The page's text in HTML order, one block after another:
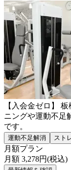
【入会金ゼロ】
ニングや運動不足
です。
運動不足解消 スト
月額プラン
月額 3,278円(税込)